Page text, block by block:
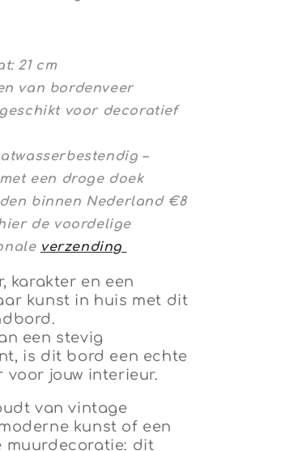
21 cm
van bordenveer
voor decoratief
–
een droge doek
binnen Nederland €8
de voordelige
verzending
karakter en een
kunst in huis met dit
een stevig
is dit bord een echte
voor jouw interieur.
van vintage
kunst of een
muurdecoratie: dit